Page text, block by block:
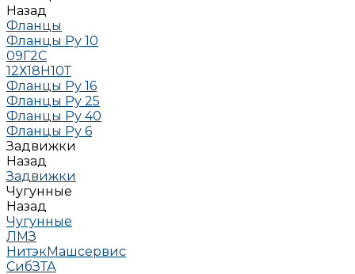
Назад
Фланцы
Фланцы Ру 10
09Г2С
12Х18Н10Т
Фланцы Ру 16
Фланцы Ру 25
Фланцы Ру 40
Фланцы Ру 6
Задвижки
Назад
Задвижки
Чугунные
Назад
Чугунные
ЛМЗ
НитэкМашсервис
СибЗТА